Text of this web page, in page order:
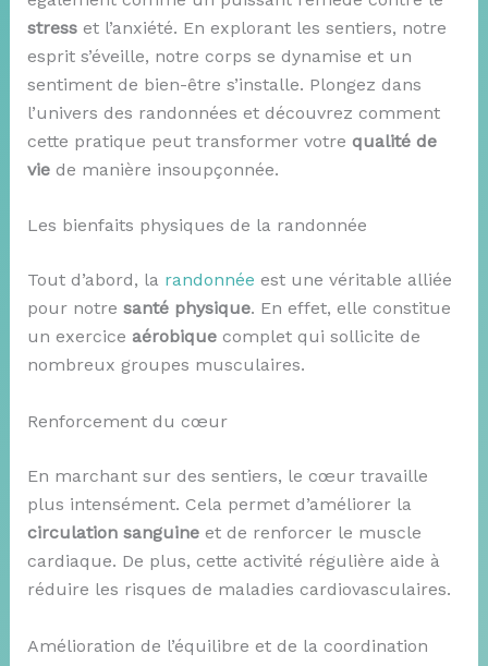
stresset l’anxiété. En explorant les sentiers, notre
esprit s’éveille, notre corps se dynamise et un
sentiment de bien-être s’installe. Plongez dans
l’univers des randonnées et découvrez comment
cette pratique peut transformer votre qualité de
viede manière insoupçonnée.
Les bienfaits physiques de la randonnée
Tout d’abord, la randonnée est une véritable alliée
pour notre santé physique. En effet, elle constitue
un exercice aérobiquecomplet qui sollicite de
nombreux groupes musculaires.
Renforcement du cœur
En marchant sur des sentiers, le cœur travaille
plus intensément. Cela permet d’améliorer la
circulation sanguineet de renforcer le muscle
cardiaque. De plus, cette activité régulière aide à
réduire les risques de maladies cardiovasculaires.
Amélioration de l’équilibre et de la coordination